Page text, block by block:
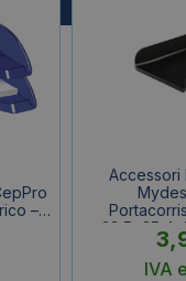
–
Accessori
IVA